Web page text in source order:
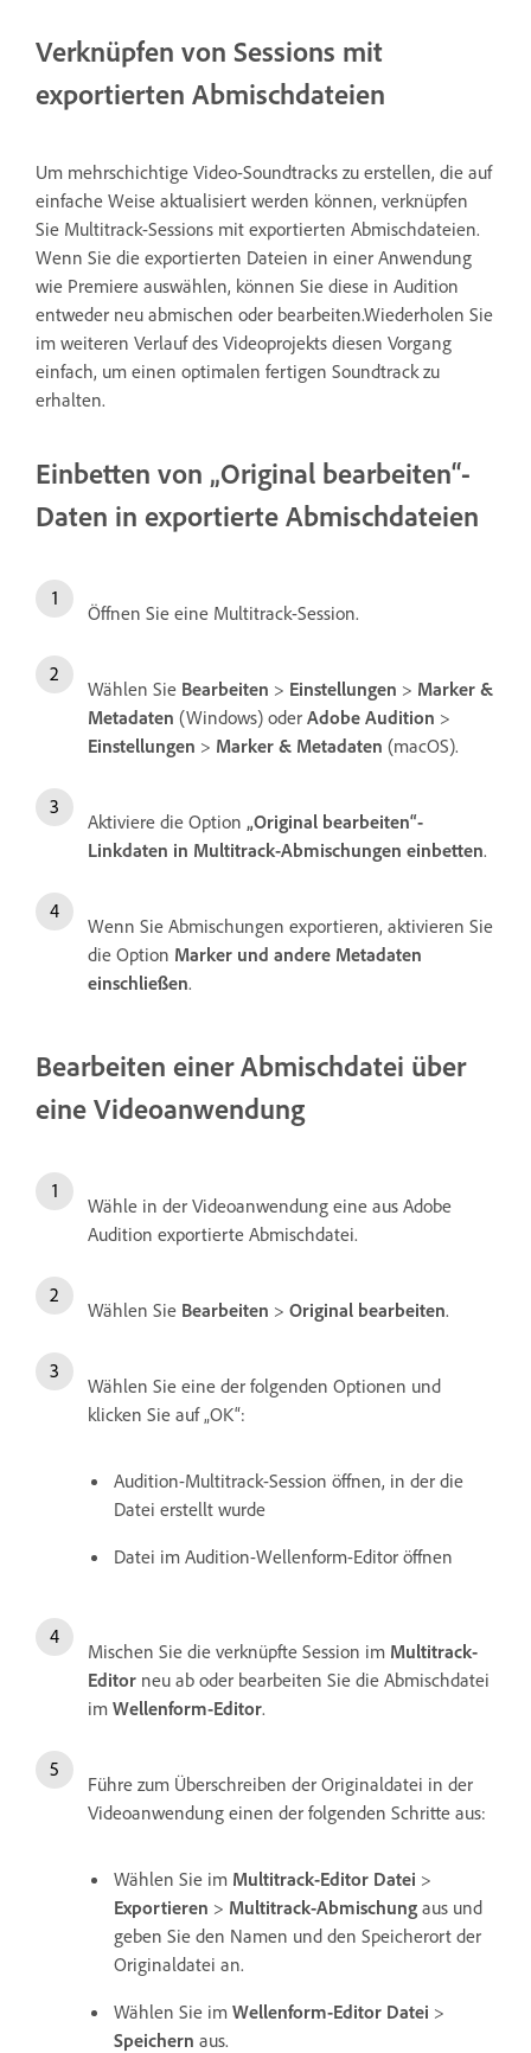
Verknüpfen von Sessions mit
exportierten Abmischdateien
Um mehrschichtige Video-Soundtracks zu erstellen, die auf
einfache Weise aktualisiert werden können, verknüpfen
Sie Multitrack-Sessions mit exportierten Abmischdateien.
Wenn Sie die exportierten Dateien in einer Anwendung
wie Premiere auswählen, können Sie diese in Audition
entweder neu abmischen oder bearbeiten.Wiederholen Sie
im weiteren Verlauf des Videoprojekts diesen Vorgang
einfach, um einen optimalen fertigen Soundtrack zu
erhalten.
Einbetten von „Original bearbeiten“-
Daten in exportierte Abmischdateien
Öffnen Sie eine Multitrack-Session.
Wählen Sie Bearbeiten > Einstellungen > Marker &
Metadaten (Windows) oder Adobe Audition >
Einstellungen > Marker & Metadaten (macOS).
Aktiviere die Option „Original bearbeiten“-
Linkdaten in Multitrack-Abmischungen einbetten.
Wenn Sie Abmischungen exportieren, aktivieren Sie
die Option Marker und andere Metadaten
einschließen.
Bearbeiten einer Abmischdatei über
eine Videoanwendung
Wähle in der Videoanwendung eine aus Adobe
Audition exportierte Abmischdatei.
Wählen Sie Bearbeiten > Original bearbeiten.
Wählen Sie eine der folgenden Optionen und
klicken Sie auf „OK“:
Audition-Multitrack-Session öffnen, in der die
Datei erstellt wurde
Datei im Audition-Wellenform-Editor öffnen
Mischen Sie die verknüpfte Session im Multitrack-
Editor neu ab oder bearbeiten Sie die Abmischdatei
im Wellenform-Editor.
Führe zum Überschreiben der Originaldatei in der
Videoanwendung einen der folgenden Schritte aus:
Wählen Sie im Multitrack-Editor Datei >
Exportieren > Multitrack-Abmischung aus und
geben Sie den Namen und den Speicherort der
Originaldatei an.
Wählen Sie im Wellenform-Editor Datei >
Speichern aus.